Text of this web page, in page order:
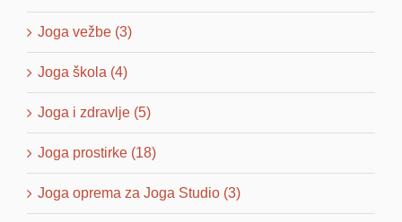
Joga vežbe (3)
Joga škola (4)
Joga i zdravlje (5)
Joga prostirke (18)
Joga oprema za Joga Studio (3)